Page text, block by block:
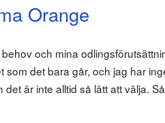
Orange
och mina
som det bara går, och jag har
är inte alltid så lätt att välja.